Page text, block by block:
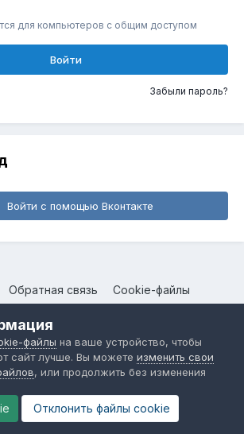
для компьютеров с общим доступом
Войти
Забыли пароль?
Войти с помощью Вконтакте
Обратная связь Cookie-файлы
by Invision Community
файлы на ваше устройство, чтобы
сайт лучше. Вы можете изменить свои
, или продолжить без изменения
Отклонить файлы сookie